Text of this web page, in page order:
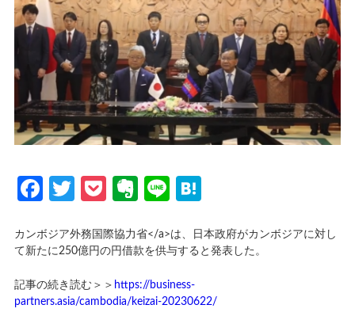
Facebook
Twitter
PocketEvernote
Line
カンボジア外務国際協力省</a>は、日本政府がカンボジアに対し
て新たに250億円の円借款を供与すると発表した。
記事の続き読む＞＞ https://business-
partners.asia/cambodia/keizai-20230622/